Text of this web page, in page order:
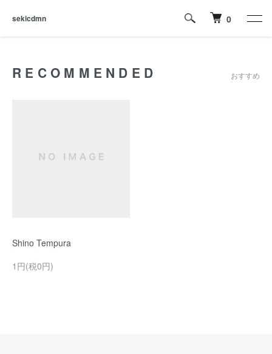
sekicdmn 0
RECOMMENDED おすすめ
Shino Tempura
1円(税0円)